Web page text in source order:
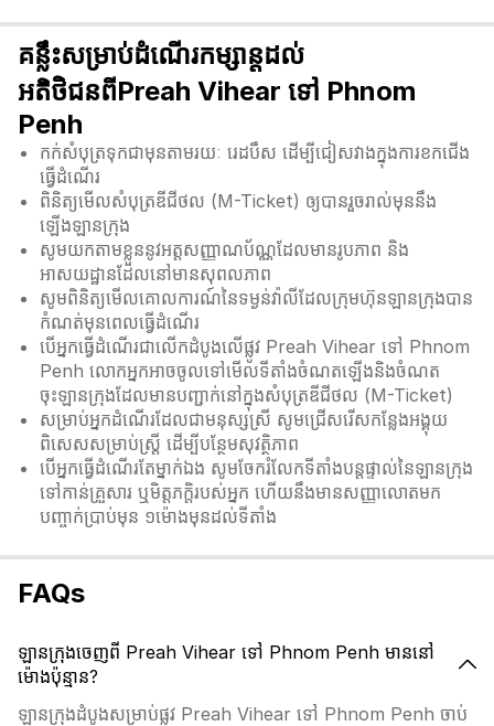
គន្លឹះសម្រាប់ដំណើរកម្សាន្តដល់
អតិថិជនពីPreah Vihear ទៅ Phnom
Penh
កក់សំបុត្រទុកជាមុនតាមរយៈ រេដបឹស ដើម្បីជៀសវាងក្នុងការខកជើង
ធ្វើដំណើរ
ពិនិត្យមើលសំបុត្រឌីជីថល (M-Ticket) ឲ្យបានរួចរាល់មុននឹង
ឡើងឡានក្រុង
សូមយកតាមខ្លួននូវអត្តសញ្ញាណប័ណ្ណដែលមានរូបភាព និង
អាសយដ្ឋានដែលនៅមានសុពលភាព
សូមពិនិត្យមើលគោលការណ៍នៃទម្ងន់វ៉ាលីដែលក្រុមហ៊ុនឡានក្រុងបាន
កំណត់មុនពេលធ្វើដំណើរ
បើអ្នកធ្វើដំណើរជាលើកដំបូងលើផ្លូវ Preah Vihear ទៅ Phnom
Penh លោកអ្នកអាចចូលទៅមើលទីតាំងចំណតឡើងនិងចំណត
ចុះឡានក្រុងដែលមានបញ្ជាក់នៅក្នុងសំបុត្រឌីជីថល (M-Ticket)
សម្រាប់អ្នកដំណើរដែលជាមនុស្សស្រី សូមជ្រើសរើសកន្លែងអង្គុយ
ពិសេសសម្រាប់ស្ត្រី ដើម្បីបន្ថែមសុវត្ថិភាព
បើអ្នកធ្វើដំណើរតែម្នាក់ឯង សូមចែករំលែកទីតាំងបន្តផ្ទាល់នៃឡានក្រុង
ទៅកាន់គ្រួសារ ឬមិត្តភក្តិរបស់អ្នក ហើយនឹងមានសញ្ញាលោតមក
បញ្ចាក់ប្រាប់មុន ១ម៉ោងមុនដល់ទីតាំង
FAQs
ឡានក្រុងចេញពី Preah Vihear ទៅ Phnom Penh មាននៅ
ម៉ោងប៉ុន្មាន?
ឡានក្រុងដំបូងសម្រាប់ផ្លូវ Preah Vihear ទៅ Phnom Penh ចាប់